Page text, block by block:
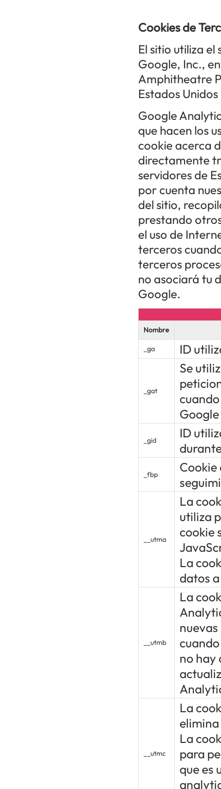
Cookies de
El sitio utiliza
Google, Inc.,
Amphitheatre
Estados
Google
que hacen los
cookie acerca
directamente
servidores de
por cuenta
del sitio,
prestando
el uso de
terceros
terceros
no asociará tu
Google.
Nombre
_ga ID
_gat
Se
Google
_gid
ID
_fbp
Cookie
__utma
La
utiliza
cookie
La
datos
__utmb
La
no hay
__utmc
La
La
para
que es